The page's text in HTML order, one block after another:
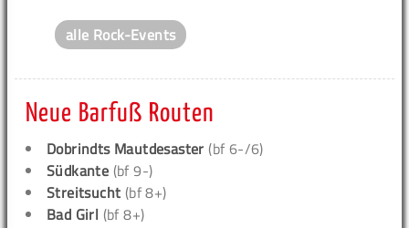
alle Rock-Events
Neue Barfuß Routen
Dobrindts Mautdesaster (bf 6-/6)
Südkante (bf 9-)
Streitsucht (bf 8+)
Bad Girl (bf 8+)